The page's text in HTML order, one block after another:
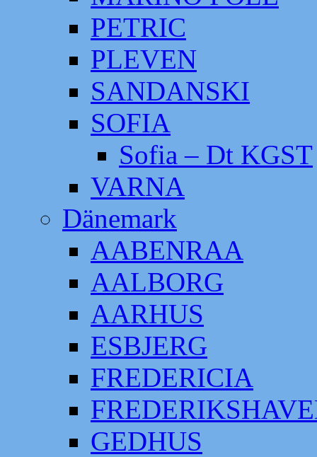
PETRIC
PLEVEN
SANDANSKI
SOFIA
Sofia – Dt KGST
VARNA
Dänemark
AABENRAA
AALBORG
AARHUS
ESBJERG
FREDERICIA
GEDHUS